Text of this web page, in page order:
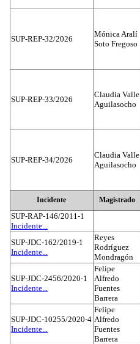
SUP-REP-32/2026
Mónica Aralí
Soto Fregoso
SUP-REP-33/2026
Claudia Valle
Aguilasocho
SUP-REP-34/2026
Claudia Valle
Aguilasocho
Incidente Magistrado
SUP-RAP-146/2011-1
Incidente...
SUP-JDC-162/2019-1
Incidente...
Reyes
Rodríguez
Mondragón
SUP-JDC-2456/2020-1
Incidente...
Felipe
Alfredo
Fuentes
Barrera
SUP-JDC-10255/2020-4
Incidente...
Felipe
Alfredo
Fuentes
Barrera